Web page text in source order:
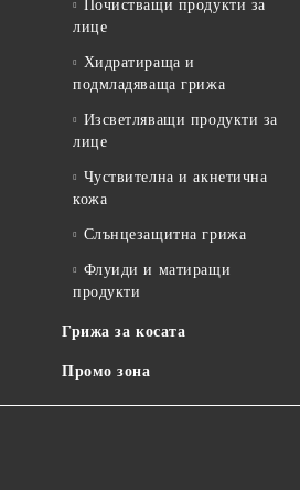
Почистващи продукти за
лице
Хидратираща и
подмладяваща грижа
Изсветляващи продукти за
лице
Чуствителна и акнетична
кожа
Слънцезащитна грижа
Флуиди и матиращи
продукти
Грижа за косата
Промо зона